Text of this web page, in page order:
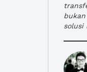
solusi